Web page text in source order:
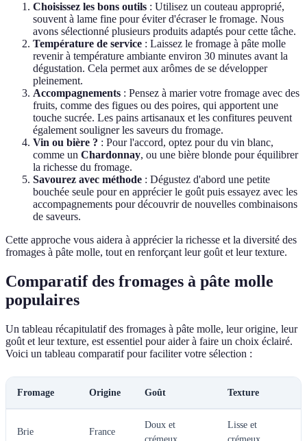
Choisissez les bons outils : Utilisez un couteau approprié,
souvent à lame fine pour éviter d'écraser le fromage. Nous
avons sélectionné plusieurs produits adaptés pour cette tâche.
Température de service : Laissez le fromage à pâte molle
revenir à température ambiante environ 30 minutes avant la
dégustation. Cela permet aux arômes de se développer
pleinement.
Accompagnements : Pensez à marier votre fromage avec des
fruits, comme des figues ou des poires, qui apportent une
touche sucrée. Les pains artisanaux et les confitures peuvent
également souligner les saveurs du fromage.
Vin ou bière ? : Pour l'accord, optez pour du vin blanc,
comme un Chardonnay, ou une bière blonde pour équilibrer
la richesse du fromage.
Savourez avec méthode : Dégustez d'abord une petite
bouchée seule pour en apprécier le goût puis essayez avec les
accompagnements pour découvrir de nouvelles combinaisons
de saveurs.
Cette approche vous aidera à apprécier la richesse et la diversité des
fromages à pâte molle, tout en renforçant leur goût et leur texture.
Comparatif des fromages à pâte molle
populaires
Un tableau récapitulatif des fromages à pâte molle, leur origine, leur
goût et leur texture, est essentiel pour aider à faire un choix éclairé.
Voici un tableau comparatif pour faciliter votre sélection :
Fromage Origine Goût Texture
Brie France
Doux et
Lisse et